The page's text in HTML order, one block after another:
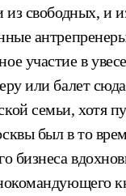
из свободных, и
участие в
или балет
семьи, хотя
был в то
бизнеса